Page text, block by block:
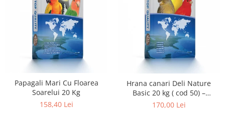
Papagali Mari Cu Floarea
Soarelui 20 Kg
158,40 Lei
Hrana canari Deli Nature
Basic 20 kg ( cod 50) –
amestec seminte pentru
170,00 Lei